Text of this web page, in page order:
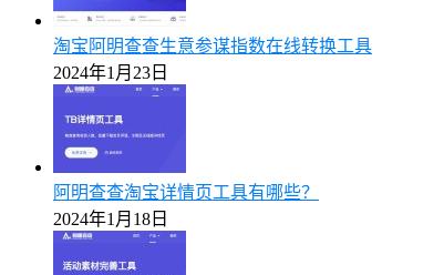
淘宝阿明查查生意参谋指数在线转换工具
2024年1月23日
阿明查查淘宝详情页工具有哪些？
2024年1月18日